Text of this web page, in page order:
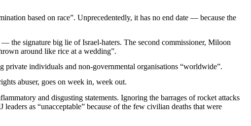
based on race”. Unprecedentedly, ithas no end date — because the
— the signature big lie of Israel-haters. The second commissioner, Miloon
around like rice at a wedding”.
private individuals and non-governmental organisations “worldwide”.
abuser, goes on week in, week out.
and disgusting statements. Ignoring the barrages of rocket attacks
leaders as “unacceptable” because of the few civilian deaths that were